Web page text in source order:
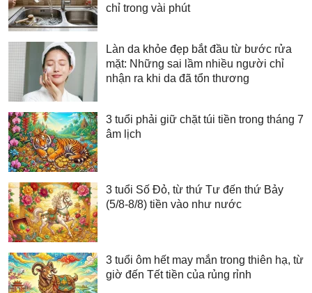
chỉ trong vài phút
Làn da khỏe đẹp bắt đầu từ bước rửa
mặt: Những sai lầm nhiều người chỉ
nhận ra khi da đã tổn thương
3 tuổi phải giữ chặt túi tiền trong tháng 7
âm lịch
3 tuổi Số Đỏ, từ thứ Tư đến thứ Bảy
(5/8-8/8) tiền vào như nước
3 tuổi ôm hết may mắn trong thiên hạ, từ
giờ đến Tết tiền của rủng rỉnh